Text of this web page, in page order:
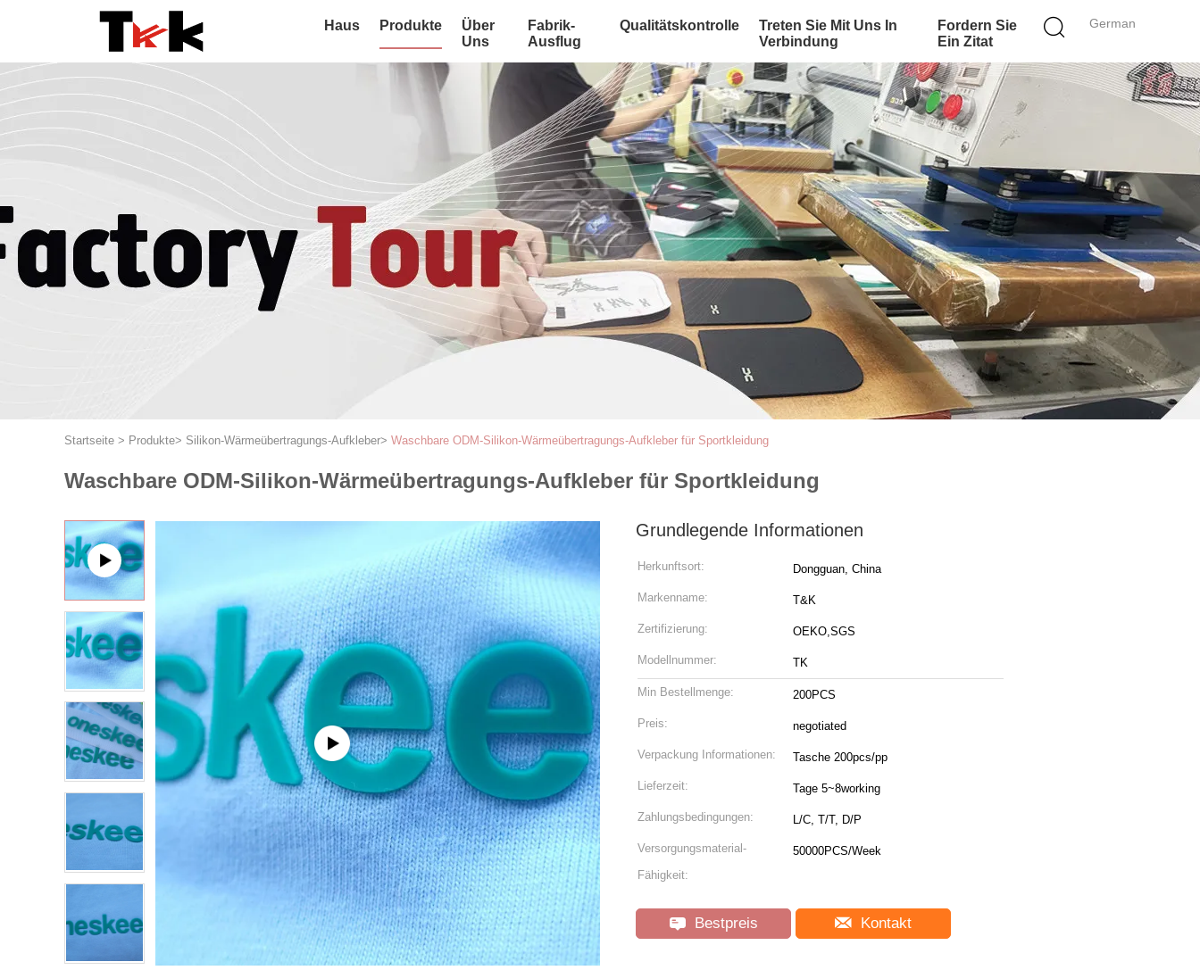
German
Haus Produkte
Über
Uns
Fabrik-
Ausflug
Qualitätskontrolle
Treten Sie Mit Uns In
Verbindung
Fordern Sie
Ein Zitat
Startseite > Produkte> Silikon-Wärmeübertragungs-Aufkleber> Waschbare ODM-Silikon-Wärmeübertragungs-Aufkleber für Sportkleidung
Waschbare ODM-Silikon-Wärmeübertragungs-Aufkleber für Sportkleidung
Grundlegende Informationen
Herkunftsort: Dongguan, China
Markenname: T&K
Zertifizierung: OEKO,SGS
Modellnummer: TK
Min Bestellmenge: 200PCS
Preis: negotiated
Verpackung Informationen: Tasche 200pcs/pp
Lieferzeit: Tage 5~8working
Zahlungsbedingungen: L/C, T/T, D/P
Versorgungsmaterial-
Fähigkeit:
50000PCS/Week
Bestpreis Kontakt